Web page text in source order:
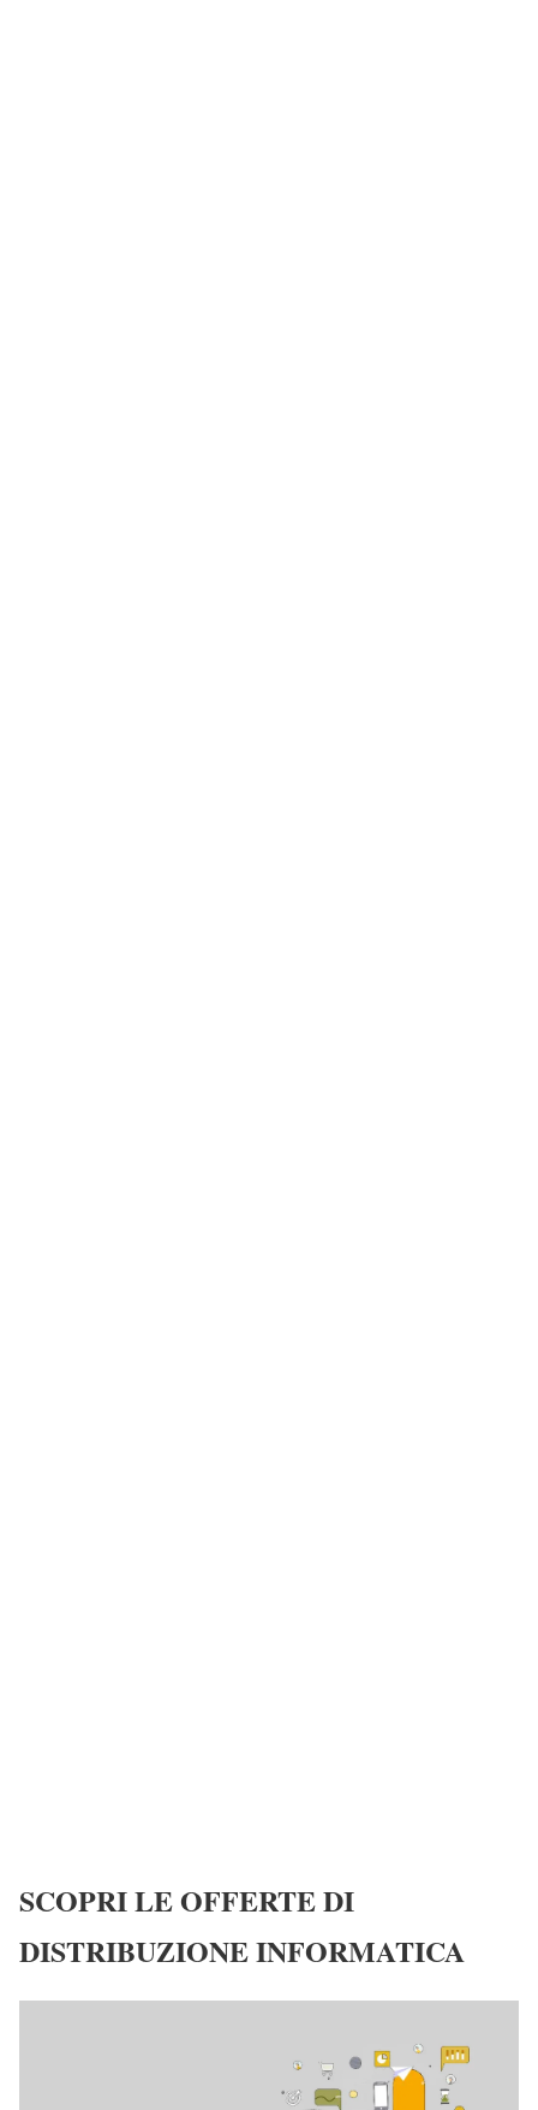
SCOPRI LE OFFERTE DI
DISTRIBUZIONE INFORMATICA